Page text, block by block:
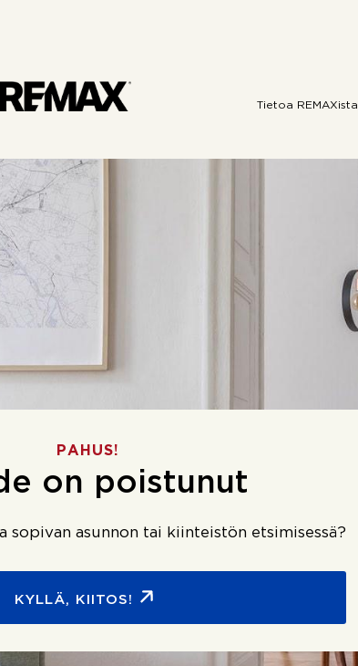
Tietoa REMAXista
PAHUS!
on poistunut
sopivan asunnon tai kiinteistön etsimisessä?
KYLLÄ, KIITOS!